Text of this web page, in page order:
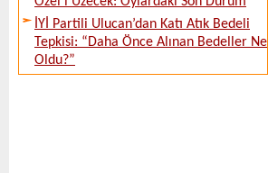
İYİ Partili Ulucan’dan Katı Atık Bedeli
Tepkisi: “Daha Önce Alınan Bedeller Ne
Oldu?”